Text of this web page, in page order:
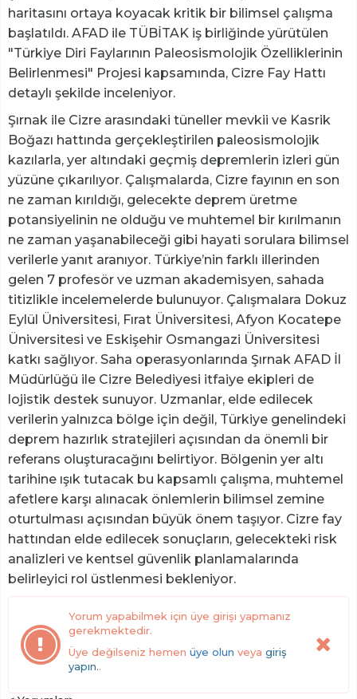
haritasını ortaya koyacak kritik bir bilimsel çalışma
başlatıldı. AFAD ile TÜBİTAK iş birliğinde yürütülen
"Türkiye Diri Faylarının Paleosismolojik Özelliklerinin
Belirlenmesi" Projesi kapsamında, Cizre Fay Hattı
detaylı şekilde inceleniyor.
Şırnak ile Cizre arasındaki tüneller mevkii ve Kasrik
Boğazı hattında gerçekleştirilen paleosismolojik
kazılarla, yer altındaki geçmiş depremlerin izleri gün
yüzüne çıkarılıyor. Çalışmalarda, Cizre fayının en son
ne zaman kırıldığı, gelecekte deprem üretme
potansiyelinin ne olduğu ve muhtemel bir kırılmanın
ne zaman yaşanabileceği gibi hayati sorulara bilimsel
verilerle yanıt aranıyor. Türkiye’nin farklı illerinden
gelen 7 profesör ve uzman akademisyen, sahada
titizlikle incelemelerde bulunuyor. Çalışmalara Dokuz
Eylül Üniversitesi, Fırat Üniversitesi, Afyon Kocatepe
Üniversitesi ve Eskişehir Osmangazi Üniversitesi
katkı sağlıyor. Saha operasyonlarında Şırnak AFAD İl
Müdürlüğü ile Cizre Belediyesi itfaiye ekipleri de
lojistik destek sunuyor. Uzmanlar, elde edilecek
verilerin yalnızca bölge için değil, Türkiye genelindeki
deprem hazırlık stratejileri açısından da önemli bir
referans oluşturacağını belirtiyor. Bölgenin yer altı
tarihine ışık tutacak bu kapsamlı çalışma, muhtemel
afetlere karşı alınacak önlemlerin bilimsel zemine
oturtulması açısından büyük önem taşıyor. Cizre fay
hattından elde edilecek sonuçların, gelecekteki risk
analizleri ve kentsel güvenlik planlamalarında
belirleyici rol üstlenmesi bekleniyor.
Yorum yapabilmek için üye girişi yapmanız
gerekmektedir.
Üye değilseniz hemen üye olun veya giriş
yapın..